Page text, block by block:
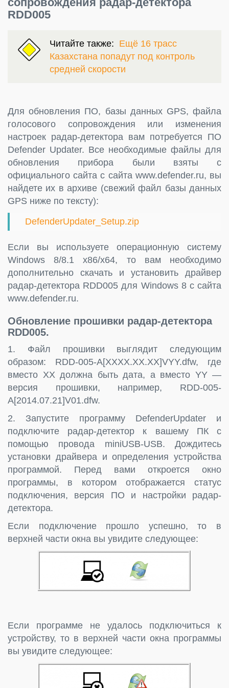
RDD005
Читайте также: Ещё 16 трасс
Казахстана попадут под контроль
средней скорости
Для обновления ПО, базы данных GPS, файла
голосового сопровождения или изменения
настроек радар-детектора вам потребуется ПО
Defender Updater. Все необходимые файлы для
обновления прибора были взяты с
официального сайта c сайта www.defender.ru, вы
найдете их в архиве (свежий файл базы данных
GPS ниже по тексту):
DefenderUpdater_Setup.zip
Если вы используете операционную систему
Windows 8/8.1 x86/x64, то вам необходимо
дополнительно скачать и установить драйвер
радар-детектора RDD005 для Windows 8 с сайта
www.defender.ru.
Обновление прошивки радар-детектора
RDD005.
1. Файл прошивки выглядит следующим
образом: RDD-005-A[XXXX.XX.XX]VYY.dfw, где
вместо XX должна быть дата, а вместо YY —
версия прошивки, например, RDD-005-
A[2014.07.21]V01.dfw.
2. Запустите программу DefenderUpdater и
подключите радар-детектор к вашему ПК с
помощью провода miniUSB-USB. Дождитесь
установки драйвера и определения устройства
программой. Перед вами откроется окно
программы, в котором отображается статус
подключения, версия ПО и настройки радар-
детектора.
Если подключение прошло успешно, то в
верхней части окна вы увидите следующее:
Если программе не удалось подключиться к
устройству, то в верхней части окна программы
вы увидите следующее: